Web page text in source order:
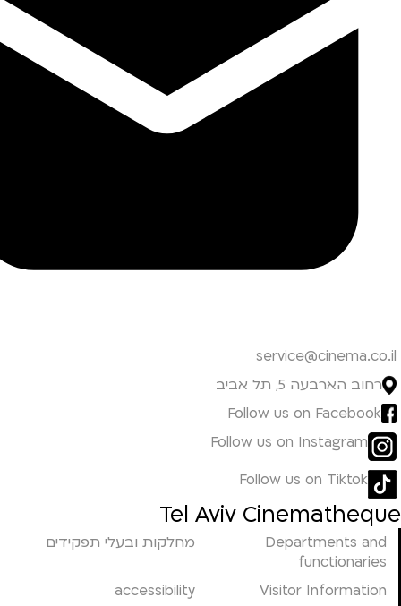
service@cinema.co.il
רחוב הארבעה 5, תל אביב
Follow us on Facebook
Follow us on Instagram
Follow us on Tiktok
Tel Aviv Cinematheque
Departments and
functionaries
מחלקות ובעלי תפקידים
Visitor Information
accessibility